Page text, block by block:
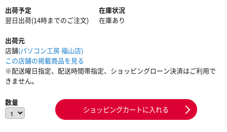
出荷予定
翌日出荷(14時までのご注文)
在庫状況
在庫あり
出荷元
店舗(パソコン工房 福山店)
この店舗の掲載商品を見る
※配送曜日指定、配送時間帯指定、ショッピングローン決済はご利用で
きません。
数量
ショッピングカートに入れる